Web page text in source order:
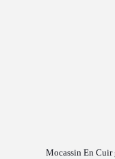
Mocassin En Cuir